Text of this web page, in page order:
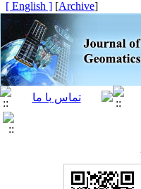
[
Archive
]
[ English ]